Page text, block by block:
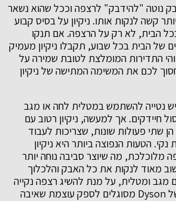
נוטה "להידבק" לרצפה וככל שהוא נשאר
קשה לנקות אותו. ניקיון על בסיס קבוע
הבית, לא רק על הרצפה. אם תנקו
של הבית בכל שבוע, תקבלו ניקיון מעמיק
התדירות המומלצת לטובת שמירה על
לכם את המשימה המתישה של ניקיון
נטייה להשתמש במטלית לחה או מגב
חיידקים. אך למעשה, ניקיון רטוב עם
שתי פעולות שונות, שצריכות לעבוד
נקי. הטעות הנפוצה ביותר היא ניקיון
מלוכלכת, מה שיוצר סביבה נוחה יותר
מאוד לנקות את כל האבק והלכלוך
מגב ומטלית, על מנת להשיג רצפה נקייה
באמת. שואבי האבק של Dyson מסוגלים לספק עוצמת שאיבה